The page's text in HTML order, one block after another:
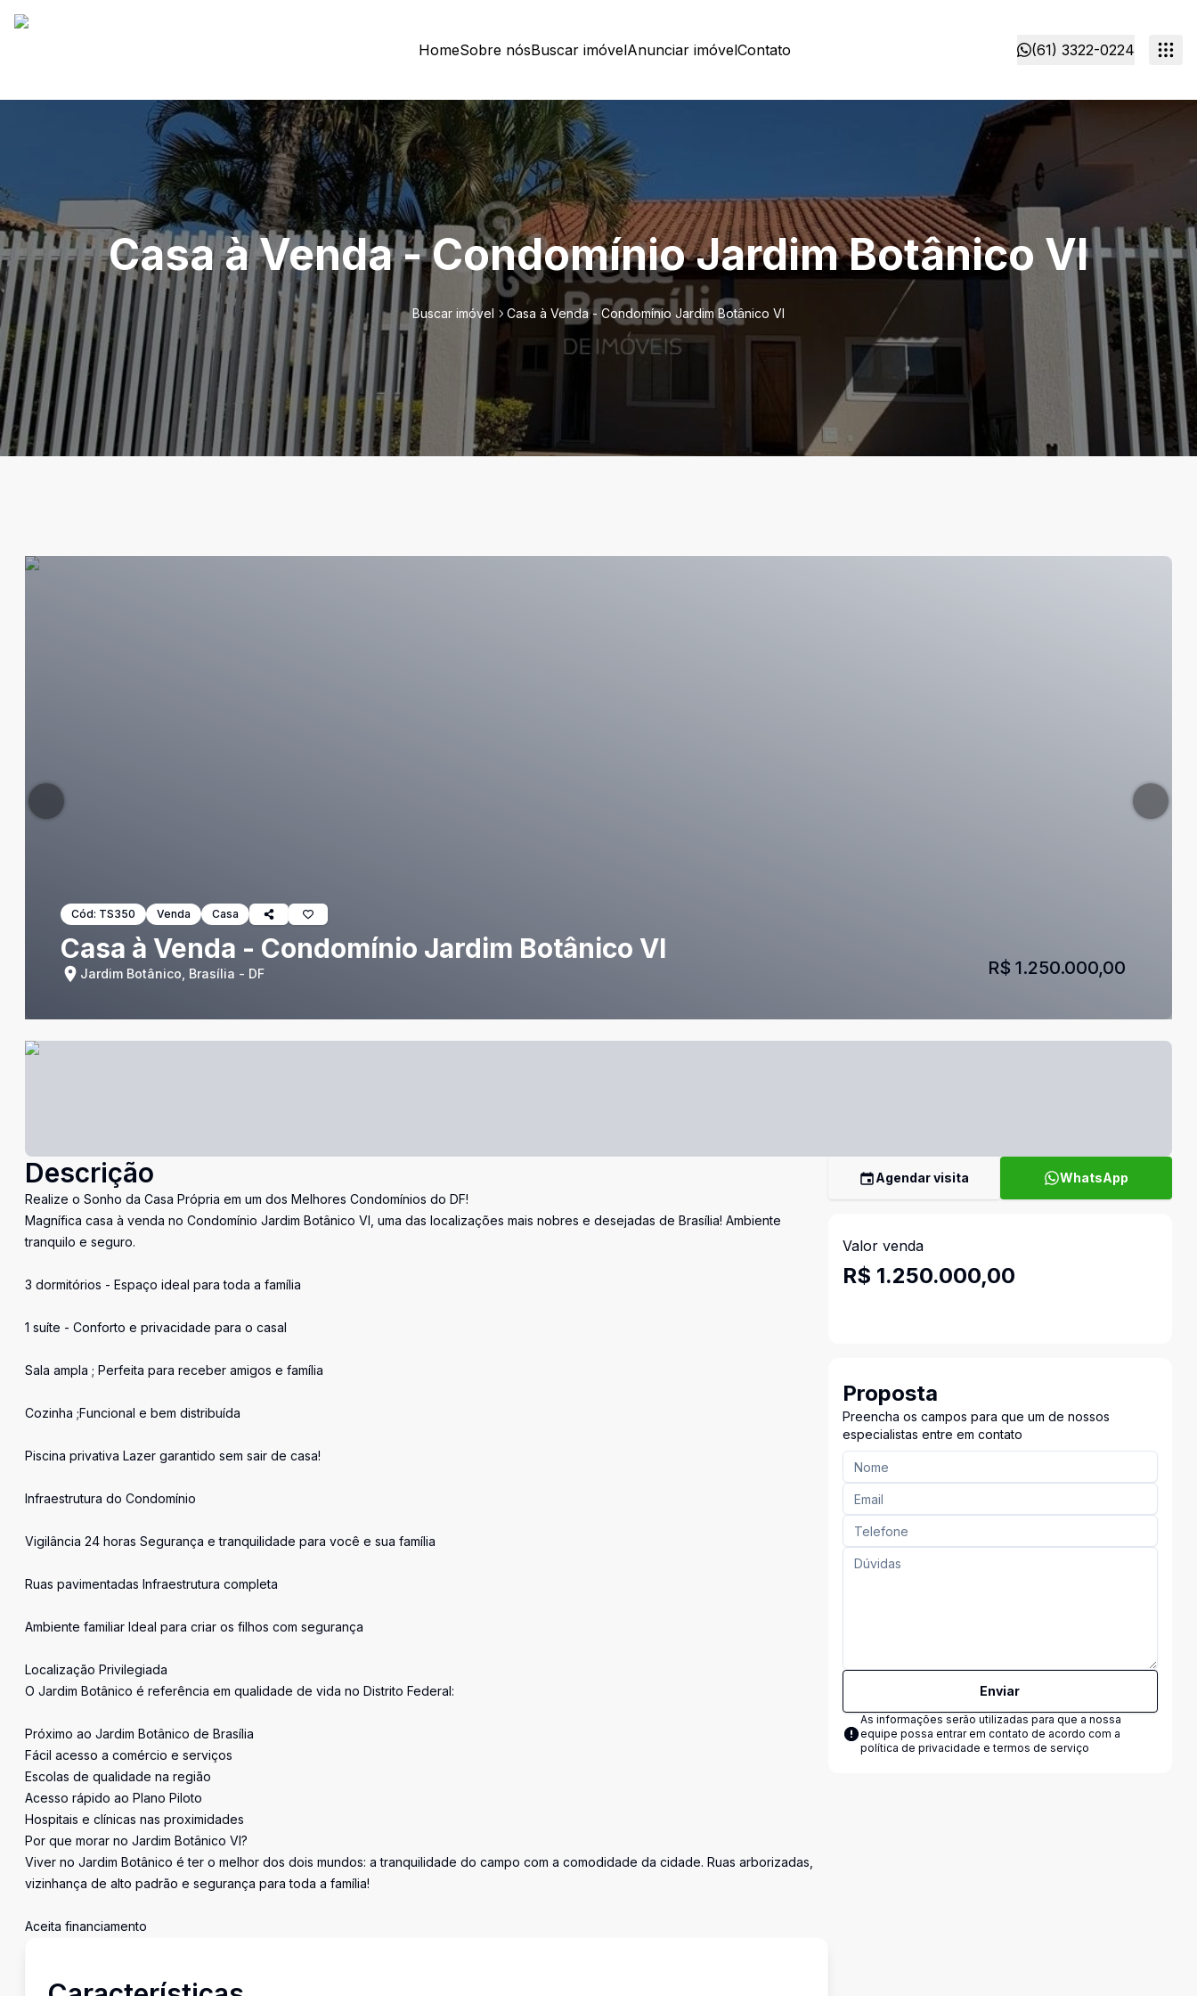
HomeSobre nósBuscar imóvelAnunciar imóvelContato (61) 3322-0224
Casa à Venda - Condomínio Jardim Botânico VI
Buscar imóvel Casa à Venda - Condomínio Jardim Botânico VI
Cód: TS350 Venda Casa
Casa à Venda - Condomínio Jardim Botânico VI
Jardim Botânico, Brasília - DF R$ 1.250.000,00
Descrição
Realize o Sonho da Casa Própria em um dos Melhores Condomínios do DF!
Magnífica casa à venda no Condomínio Jardim Botânico VI, uma das localizações mais nobres e desejadas de Brasília! Ambiente
tranquilo e seguro.
3 dormitórios - Espaço ideal para toda a família
1 suíte - Conforto e privacidade para o casal
Sala ampla ; Perfeita para receber amigos e família
Cozinha ;Funcional e bem distribuída
Piscina privativa Lazer garantido sem sair de casa!
Infraestrutura do Condomínio
Vigilância 24 horas Segurança e tranquilidade para você e sua família
Ruas pavimentadas Infraestrutura completa
Ambiente familiar Ideal para criar os filhos com segurança
Localização Privilegiada
O Jardim Botânico é referência em qualidade de vida no Distrito Federal:
Próximo ao Jardim Botânico de Brasília
Fácil acesso a comércio e serviços
Escolas de qualidade na região
Acesso rápido ao Plano Piloto
Hospitais e clínicas nas proximidades
Por que morar no Jardim Botânico VI?
Viver no Jardim Botânico é ter o melhor dos dois mundos: a tranquilidade do campo com a comodidade da cidade. Ruas arborizadas,
vizinhança de alto padrão e segurança para toda a família!
Aceita financiamento
Agendar visita WhatsApp
Valor venda
R$ 1.250.000,00
Proposta
Preencha os campos para que um de nossos
especialistas entre em contato
Enviar
As informações serão utilizadas para que a nossa
equipe possa entrar em contato de acordo com a
política de privacidade e termos de serviço